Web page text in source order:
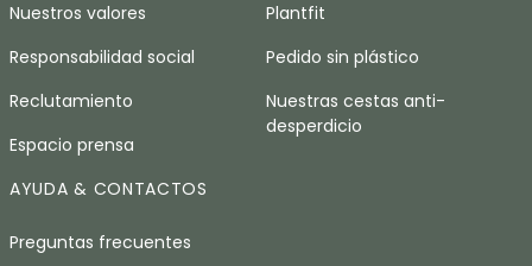
Nuestros valores
Responsabilidad social
Reclutamiento
Espacio prensa
Plantfit
Pedido sin plástico
Nuestras cestas anti-
desperdicio
AYUDA & CONTACTOS
Preguntas frecuentes